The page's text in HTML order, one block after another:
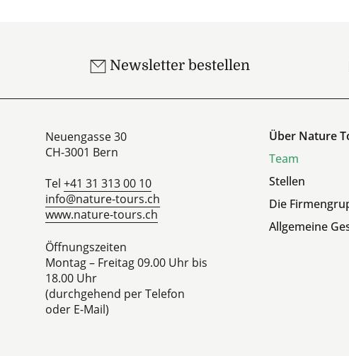
Newsletter bestellen
Neuengasse 30
CH-3001 Bern
Tel +41 31 313 00 10
info@nature-tours.ch
www.nature-tours.ch
Öffnungszeiten
Montag – Freitag 09.00 Uhr bis
18.00 Uhr
(durchgehend per Telefon
oder E-Mail)
Über Nature
Team
Stellen
Die
Allgemeine